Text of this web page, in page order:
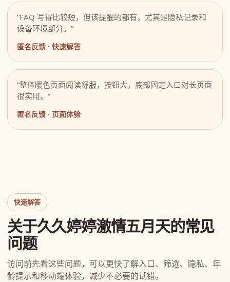
“FAQ 写得比较短，但该提醒的都有，尤其是隐私记录和
设备环境部分。”
匿名反馈 · 快速解答
“整体暖色页面阅读舒服，按钮大，底部固定入口对长页面
很实用。”
匿名反馈 · 页面体验
快速解答
关于久久婷婷激情五月天的常见
问题
访问前先看这些问题，可以更快了解入口、筛选、隐私、年
龄提示和移动端体验，减少不必要的试错。